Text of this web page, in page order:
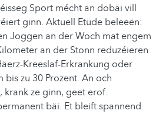
Sport mécht an dobäi vill
ginn. Aktuell Etüde beleeën:
Joggen an der Woch mat engem
an der Stonn reduzéieren
Kreeslaf-Erkrankung oder
bis zu 30 Prozent. An och
krank ze ginn, geet erof.
bäi. Et bleift spannend.